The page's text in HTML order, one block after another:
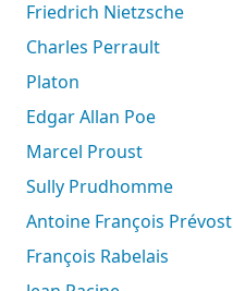
Friedrich Nietzsche
Charles Perrault
Platon
Edgar Allan Poe
Marcel Proust
Sully Prudhomme
Antoine François Prévost
François Rabelais